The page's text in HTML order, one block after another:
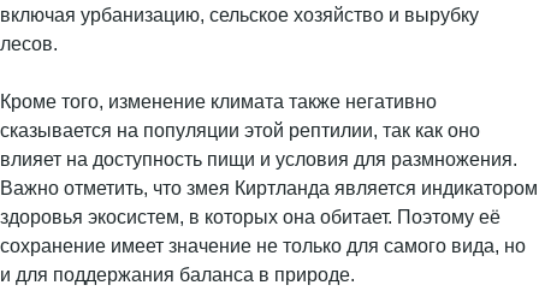
включая урбанизацию, сельское хозяйство и вырубку
лесов.
Кроме того, изменение климата также негативно
сказывается на популяции этой рептилии, так как оно
влияет на доступность пищи и условия для размножения.
Важно отметить, что змея Киртланда является индикатором
здоровья экосистем, в которых она обитает. Поэтому её
сохранение имеет значение не только для самого вида, но
и для поддержания баланса в природе.